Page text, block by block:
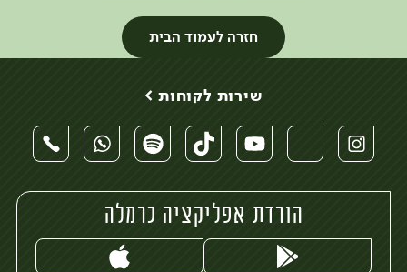
חזרה לעמוד הבית
שירות לקוחות >
הורדת אפליקציה כרמלה